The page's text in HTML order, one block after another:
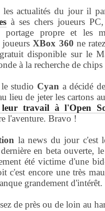
les actualités du jour il
à ses chers joueurs
portage propre et les
joueursXBox 360 ne
disponible sur le
à la recherche de chips
studio Cyan a décidé
lieu de jeter les cartons
travail à l'Open
l'aventure. Bravo !
la news du jour c'est
en beta ouverte,
été victime d'une
c'est encore une très
grandement d'intérêt.
de près ou de loin au